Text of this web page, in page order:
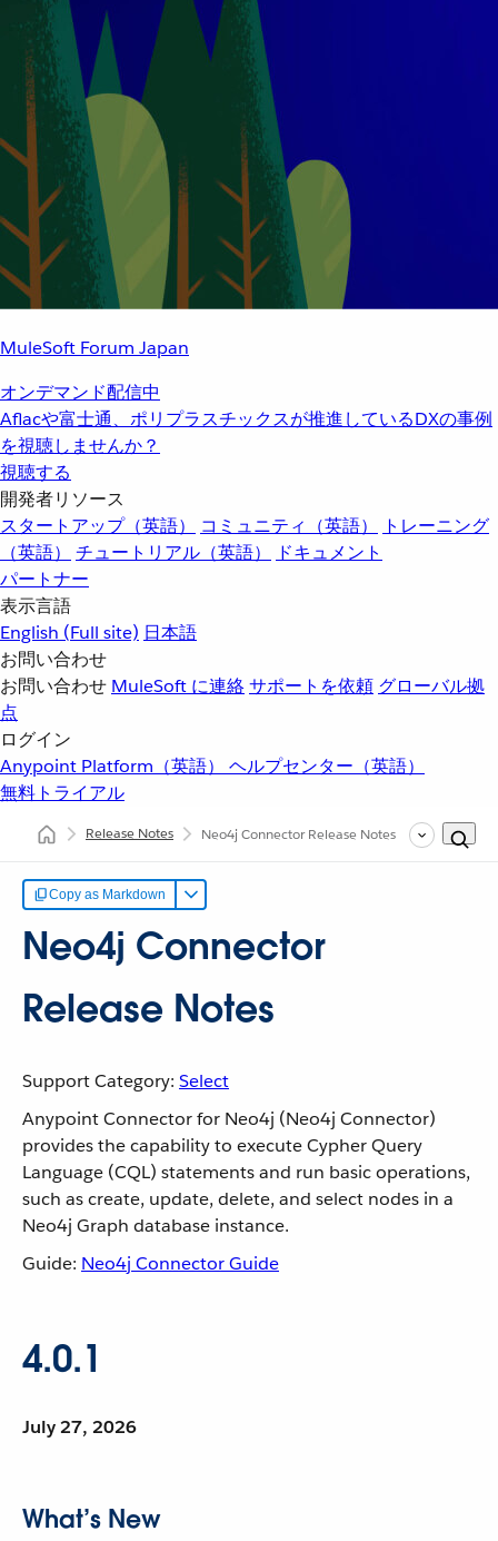
MuleSoft Forum Japan
オンデマンド配信中
Aflacや富士通、ポリプラスチックスが推進しているDXの事例
を視聴しませんか？
視聴する
開発者リソース
スタートアップ（英語）
コミュニティ（英語）
トレーニング
（英語）
チュートリアル（英語）
ドキュメント
パートナー
表示言語
English (Full site) 日本語
お問い合わせ
お問い合わせ MuleSoft に連絡サポートを依頼 グローバル拠
点
ログイン
Anypoint Platform（英語） ヘルプセンター（英語）
無料トライアル
Release Notes Neo4j Connector Release Notes
Copy as Markdown
Neo4j Connector
Release Notes
Support Category: Select
Anypoint Connector for Neo4j (Neo4j Connector)
provides the capability to execute Cypher Query
Language (CQL) statements and run basic operations,
such as create, update, delete, and select nodes in a
Neo4j Graph database instance.
Guide: Neo4j Connector Guide
4.0.1
July 27, 2026
What’s New